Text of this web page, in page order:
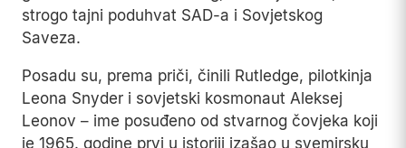
Tvrdio je da je misija poletjela u augustu 1976.
godine iz baze Vandenberg, kao zajednički,